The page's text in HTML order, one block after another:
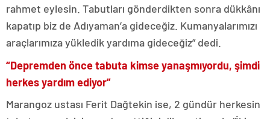
rahmet eylesin. Tabutları gönderdikten sonra dükkânı
kapatıp biz de Adıyaman’a gideceğiz. Kumanyalarımızı
araçlarımıza yükledik yardıma gideceğiz” dedi.
“Depremden önce tabuta kimse yanaşmıyordu, şimdi
herkes yardım ediyor”
Marangoz ustası Ferit Dağtekin ise, 2 gündür herkesin